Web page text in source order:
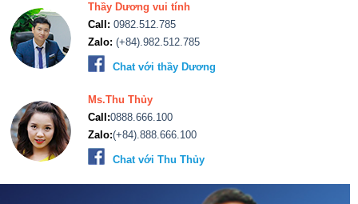
Thầy Dương vui tính
Call: 0982.512.785
Zalo: (+84).982.512.785
Chat với thầy Dương
Ms.Thu Thủy
Call:0888.666.100
Zalo:(+84).888.666.100
Chat với Thu Thủy